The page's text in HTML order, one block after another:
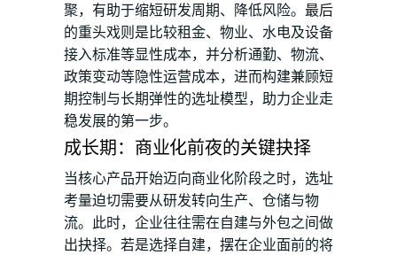
聚，有助于缩短研发周期、降低风险。最后
的重头戏则是比较租金、物业、水电及设备
接入标准等显性成本，并分析通勤、物流、
政策变动等隐性运营成本，进而构建兼顾短
期控制与长期弹性的选址模型，助力企业走
稳发展的第一步。
成长期：商业化前夜的关键抉择
当核心产品开始迈向商业化阶段之时，选址
考量迫切需要从研发转向生产、仓储与物
流。此时，企业往往需在自建与外包之间做
出抉择。若是选择自建，摆在企业面前的将